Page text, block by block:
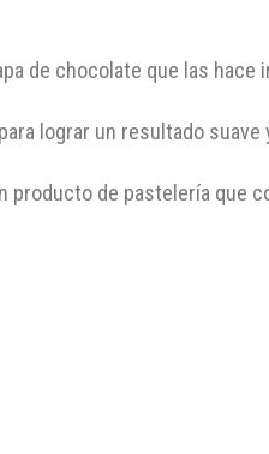
de chocolate que las hace
lograr un resultado suave
producto de pastelería que